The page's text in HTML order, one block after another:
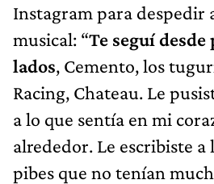
Instagram para despedir
musical: “Te seguí desde
lados, Cemento, los
Racing, Chateau. Le
a lo que sentía en mi
alrededor. Le escribiste a
pibes que no tenían